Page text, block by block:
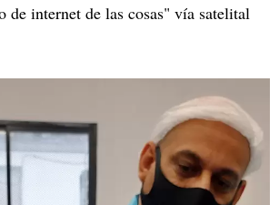
de internet de las cosas" vía satelital